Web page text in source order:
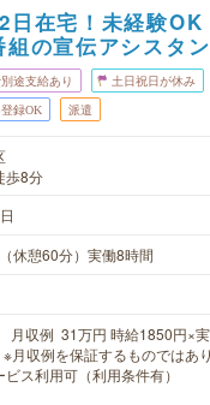
在宅！未経験OK
組の宣伝アシスタ
途支給あり 土日祝日が休み
録OK 派遣
歩8分
休憩60分）実働8時間
収例 31万円 時給1850円×
月収例を保証するものではあ
ス利用可（利用条件有）